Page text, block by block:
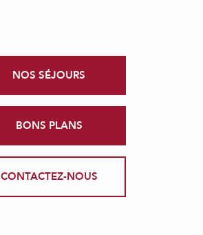
NOS SÉJOURS
BONS PLANS
CONTACTEZ-NOUS